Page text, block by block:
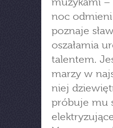
noc
poznaje
oszałamia
talentem.
marzy w
niej
próbuje mu